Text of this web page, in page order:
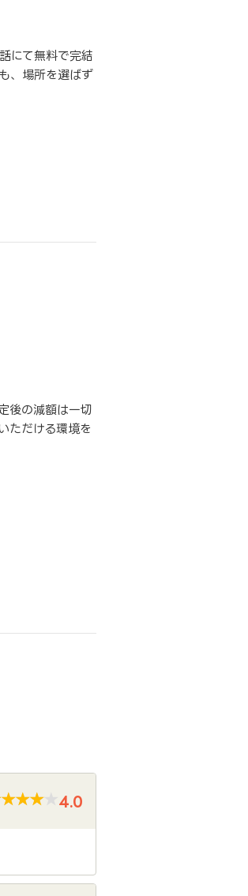
にて無料で完結
、場所を選ばず
後の減額は一切
ただける環境を
4.0